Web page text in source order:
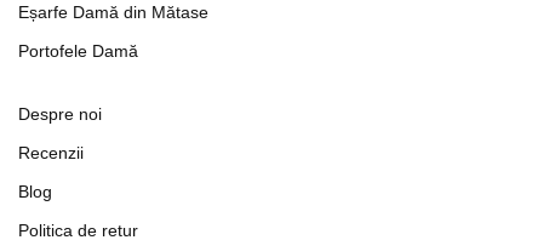
Eșarfe Damă din Mătase
Portofele Damă
Despre noi
Recenzii
Blog
Politica de retur